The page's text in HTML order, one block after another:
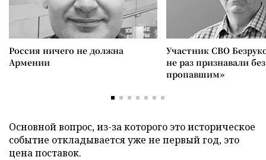
Россия ничего не должна
Армении
Участник СВО
не раз признавали
пропавшим»
Основной вопрос, из-за которого это историческое
событие откладывается уже не первый год, это
цена поставок.